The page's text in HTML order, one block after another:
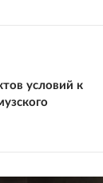
условий к